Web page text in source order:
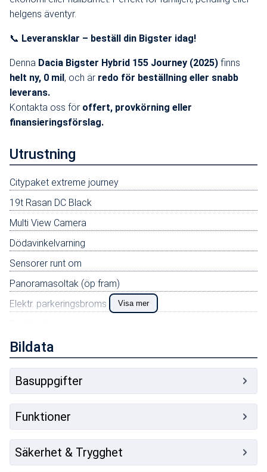
helgens äventyr.
📞 Leveransklar – beställ din Bigster idag!
Denna Dacia Bigster Hybrid 155 Journey (2025) finns
helt ny, 0 mil, och är redo för beställning eller snabb
leverans.
Kontakta oss för offert, provkörning eller
finansieringsförslag.
Utrustning
Citypaket extreme journey
19t Rasan DC Black
Multi View Camera
Dödavinkelvarning
Sensorer runt om
Panoramasoltak (öp fram)
Elektr. parkeringsbroms
Förarstol el höjdjustbar
Adaptiv farthållare
Eluppvärmd ratt
Aut klimatanl 2 zoner
Lätt-tonade bak-sidorutor
Visa mer
Bildata
Basuppgifter
Funktioner
Säkerhet & Trygghet